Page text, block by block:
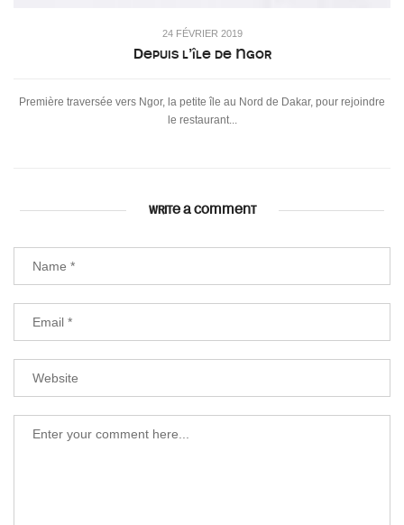
24 FÉVRIER 2019
Depuis l’île de Ngor
Première traversée vers Ngor, la petite île au Nord de Dakar, pour rejoindre
le restaurant...
WRITE A COMMENT